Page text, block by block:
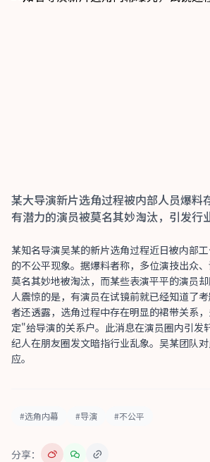
某大导演新片选角过程被内部人员爆料
有潜力的演员被莫名其妙淘汰，引发行
某知名导演吴某的新片选角过程近日被内部
的不公平现象。据爆料者称，多位演技出众
莫名其妙地被淘汰，而某些表演平平的演员
人震惊的是，有演员在试镜前就已经知道了
者还透露，选角过程中存在明显的裙带关系
定"给导演的关系户。此消息在演员圈内引发
纪人在朋友圈发文暗指行业乱象。吴某团队
应。
#选角内幕 #导演 #不公平
分享：